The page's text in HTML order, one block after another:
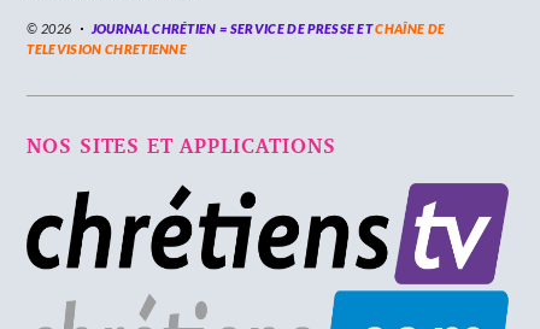
© 2026 JOURNAL CHRÉTIEN = SERVICE DE PRESSE ETCHAÎNE DE
TELEVISION CHRETIENNE
NOS SITES ET APPLICATIONS